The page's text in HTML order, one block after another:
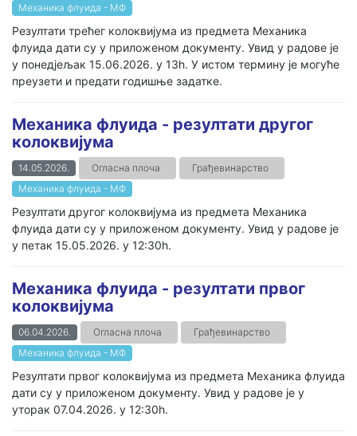
Механика флуида - МФ
Резултати трећег колоквијума из предмета Механика
флуида дати су у приложеном документу. Увид у радове је
у понедјељак 15.06.2026. у 13h. У истом термину је могуће
преузети и предати годишње задатке.
Механика флуида - резултати другог
колоквијума
14.05.2026. Огласна плоча
Грађевинарство
Механика флуида - МФ
Резултати другог колоквијума из предмета Механика
флуида дати су у приложеном документу. Увид у радове је
у петак 15.05.2026. у 12:30h.
Механика флуида - резултати првог
колоквијума
06.04.2026. Огласна плоча
Грађевинарство
Механика флуида - МФ
Резултати првог колоквијума из предмета Механика флуида
дати су у приложеном документу. Увид у радове је у
уторак 07.04.2026. у 12:30h.